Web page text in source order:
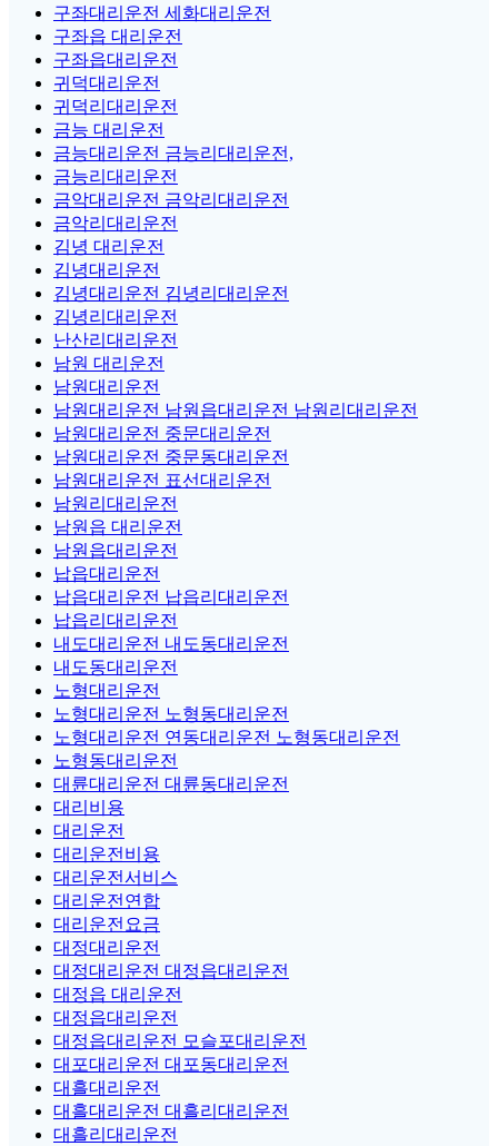
구좌대리운전 세화대리운전
구좌읍 대리운전
구좌읍대리운전
귀덕대리운전
귀덕리대리운전
금능 대리운전
금능대리운전 금능리대리운전,
금능리대리운전
금악대리운전 금악리대리운전
금악리대리운전
김녕 대리운전
김녕대리운전
김녕대리운전 김녕리대리운전
김녕리대리운전
난산리대리운전
남원 대리운전
남원대리운전
남원대리운전 남원읍대리운전 남원리대리운전
남원대리운전 중문대리운전
남원대리운전 중문동대리운전
남원대리운전 표선대리운전
남원리대리운전
남원읍 대리운전
남원읍대리운전
납읍대리운전
납읍대리운전 납읍리대리운전
납읍리대리운전
내도대리운전 내도동대리운전
내도동대리운전
노형대리운전
노형대리운전 노형동대리운전
노형대리운전 연동대리운전 노형동대리운전
노형동대리운전
대륜대리운전 대륜동대리운전
대리비용
대리운전
대리운전비용
대리운전서비스
대리운전연합
대리운전요금
대정대리운전
대정대리운전 대정읍대리운전
대정읍 대리운전
대정읍대리운전
대정읍대리운전 모슬포대리운전
대포대리운전 대포동대리운전
대흘대리운전
대흘대리운전 대흘리대리운전
대흘리대리운전